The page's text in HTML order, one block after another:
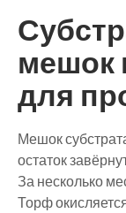
мешок
для
Мешок
остаток
За несколько
Торф